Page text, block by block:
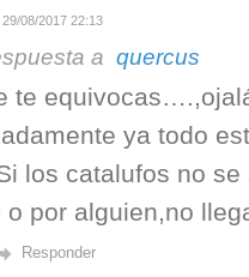
29/08/2017 22:13
a quercus
te
ya todo
los catalufos no
o por alguien,no
Responder